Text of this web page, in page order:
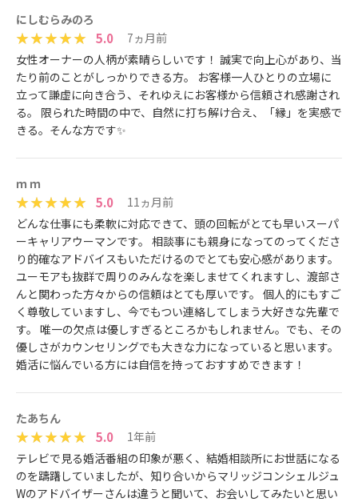
にしむらみのろ
5.0
7ヵ月前
女性オーナーの人柄が素晴らしいです！ 誠実で向上心があり、当
たり前のことがしっかりできる方。 お客様一人ひとりの立場に
立って謙虚に向き合う、それゆえにお客様から信頼され感謝され
る。 限られた時間の中で、自然に打ち解け合え、「縁」を実感で
きる。そんな方です✨
ｍ ｍ
5.0
11ヵ月前
どんな仕事にも柔軟に対応できて、頭の回転がとても早いスーパ
ーキャリアウーマンです。 相談事にも親身になってのってくださ
り的確なアドバイスもいただけるのでとても安心感があります。
ユーモアも抜群で周りのみんなを楽しませてくれますし、渡部さ
んと関わった方々からの信頼はとても厚いです。 個人的にもすご
く尊敬していますし、今でもつい連絡してしまう大好きな先輩で
す。 唯一の欠点は優しすぎるところかもしれません。でも、その
優しさがカウンセリングでも大きな力になっていると思います。
婚活に悩んでいる方には自信を持っておすすめできます！
たあちん
5.0
1年前
テレビで見る婚活番組の印象が悪く、結婚相談所にお世話になる
のを躊躇していましたが、知り合いからマリッジコンシェルジュ
Wのアドバイザーさんは違うと聞いて、お会いしてみたいと思い